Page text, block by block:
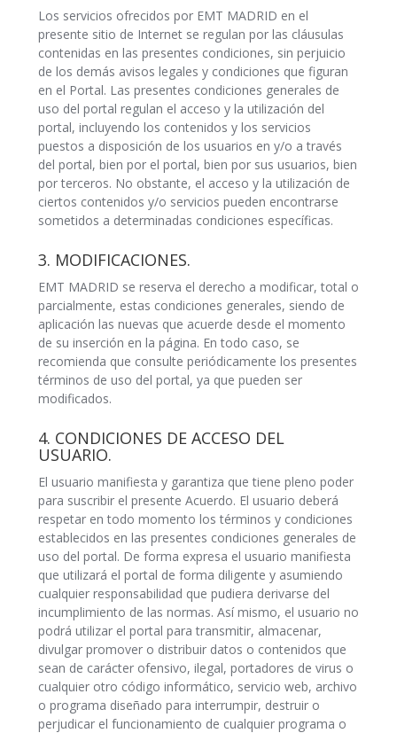
Los servicios ofrecidos por EMT MADRID en el
presente sitio de Internet se regulan por las cláusulas
contenidas en las presentes condiciones, sin perjuicio
de los demás avisos legales y condiciones que figuran
en el Portal. Las presentes condiciones generales de
uso del portal regulan el acceso y la utilización del
portal, incluyendo los contenidos y los servicios
puestos a disposición de los usuarios en y/o a través
del portal, bien por el portal, bien por sus usuarios, bien
por terceros. No obstante, el acceso y la utilización de
ciertos contenidos y/o servicios pueden encontrarse
sometidos a determinadas condiciones específicas.
3. MODIFICACIONES.
EMT MADRID se reserva el derecho a modificar, total o
parcialmente, estas condiciones generales, siendo de
aplicación las nuevas que acuerde desde el momento
de su inserción en la página. En todo caso, se
recomienda que consulte periódicamente los presentes
términos de uso del portal, ya que pueden ser
modificados.
4. CONDICIONES DE ACCESO DEL
USUARIO.
El usuario manifiesta y garantiza que tiene pleno poder
para suscribir el presente Acuerdo. El usuario deberá
respetar en todo momento los términos y condiciones
establecidos en las presentes condiciones generales de
uso del portal. De forma expresa el usuario manifiesta
que utilizará el portal de forma diligente y asumiendo
cualquier responsabilidad que pudiera derivarse del
incumplimiento de las normas. Así mismo, el usuario no
podrá utilizar el portal para transmitir, almacenar,
divulgar promover o distribuir datos o contenidos que
sean de carácter ofensivo, ilegal, portadores de virus o
cualquier otro código informático, servicio web, archivo
o programa diseñado para interrumpir, destruir o
perjudicar el funcionamiento de cualquier programa o